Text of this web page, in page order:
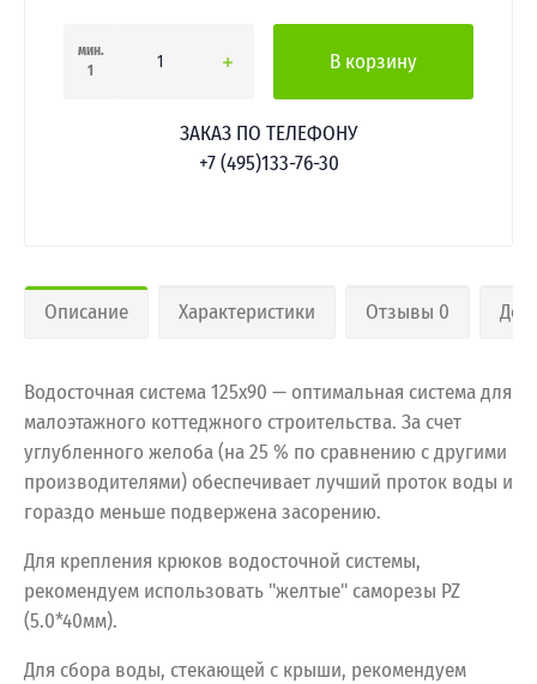
мин.
1
В корзину
ЗАКАЗ ПО ТЕЛЕФОНУ
+7 (495)133-76-30
Описание Характеристики Отзывы 0
Водосточная система 125х90 — оптимальная система для
малоэтажного коттеджного строительства. За счет
углубленного желоба (на 25 % по сравнению с другими
производителями) обеспечивает лучший проток воды и
гораздо меньше подвержена засорению.
Для крепления крюков водосточной системы,
рекомендуем использовать "желтые" саморезы PZ
(5.0*40мм).
Для сбора воды, стекающей с крыши, рекомендуем